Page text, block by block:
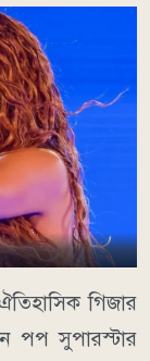
গিজার
পপ সুপারস্টার